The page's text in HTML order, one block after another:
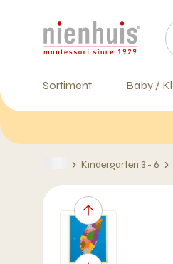
Sortiment Baby /
Kindergarten 3 - 6